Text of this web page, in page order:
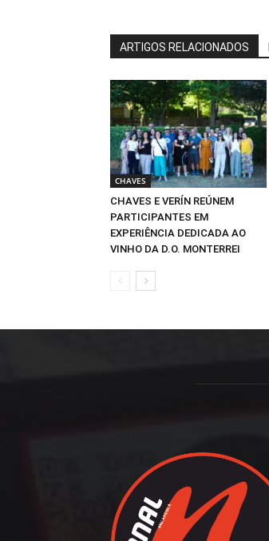
ARTIGOS RELACIONADOS
CHAVES
CHAVES E VERÍN REÚNEM
PARTICIPANTES EM
EXPERIÊNCIA DEDICADA AO
VINHO DA D.O. MONTERREI